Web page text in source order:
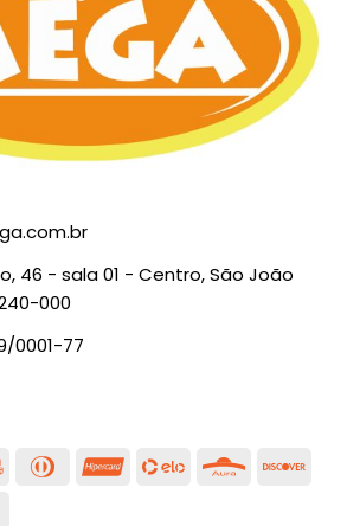
46 - sala 01 - Centro, São João
000
0001-77